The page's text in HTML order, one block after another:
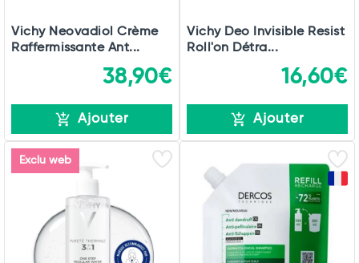
Vichy Neovadiol Crème
Raffermissante Ant...
38,90€
Ajouter
Vichy Deo Invisible Resist
Roll'on Détra...
16,60€
Ajouter
Exclu web